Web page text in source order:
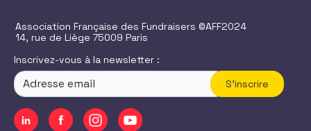
Association Française des Fundraisers ©AFF2024
14, rue de Liège 75009 Paris
Inscrivez-vous à la newsletter :
S'inscrire